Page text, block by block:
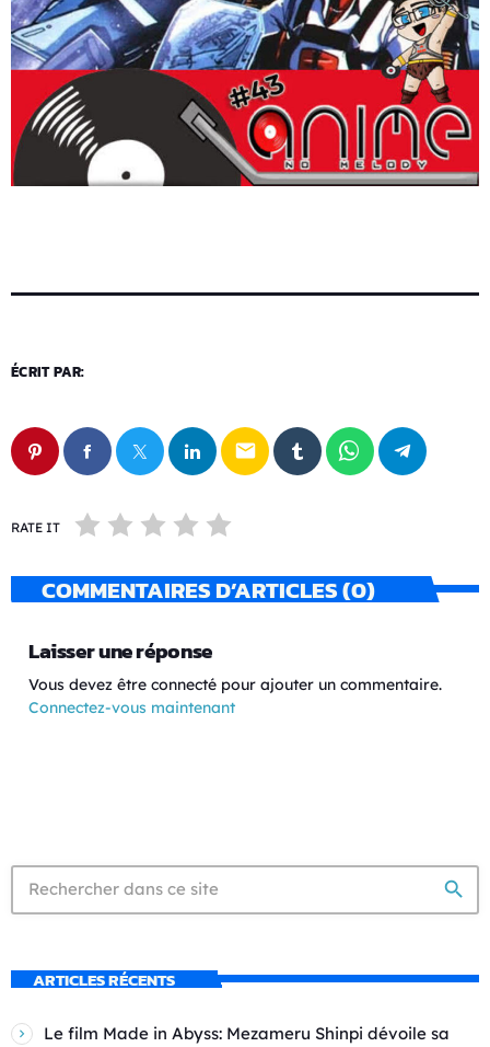
ÉCRIT PAR:
email
RATE IT
COMMENTAIRES D’ARTICLES (0)
Laisser une réponse
Vous devez être connecté pour ajouter un commentaire.
Connectez-vous maintenant
search
ARTICLES RÉCENTS
Le film Made in Abyss: Mezameru Shinpi dévoile sa